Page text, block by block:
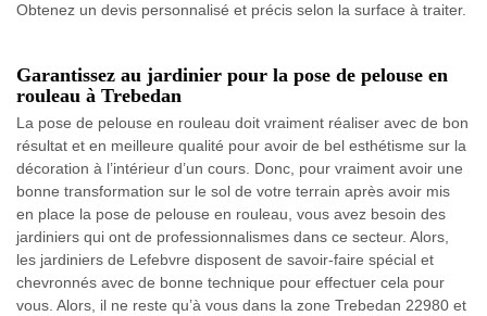
Obtenez un devis personnalisé et précis selon la surface à traiter.
Garantissez au jardinier pour la pose de pelouse en
rouleau à Trebedan
La pose de pelouse en rouleau doit vraiment réaliser avec de bon
résultat et en meilleure qualité pour avoir de bel esthétisme sur la
décoration à l’intérieur d’un cours. Donc, pour vraiment avoir une
bonne transformation sur le sol de votre terrain après avoir mis
en place la pose de pelouse en rouleau, vous avez besoin des
jardiniers qui ont de professionnalismes dans ce secteur. Alors,
les jardiniers de Lefebvre disposent de savoir-faire spécial et
chevronnés avec de bonne technique pour effectuer cela pour
vous. Alors, il ne reste qu’à vous dans la zone Trebedan 22980 et